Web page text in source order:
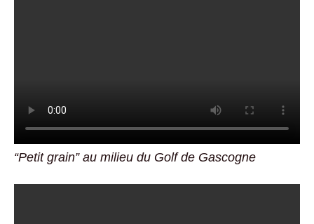
“Petit grain” au milieu du Golf de Gascogne